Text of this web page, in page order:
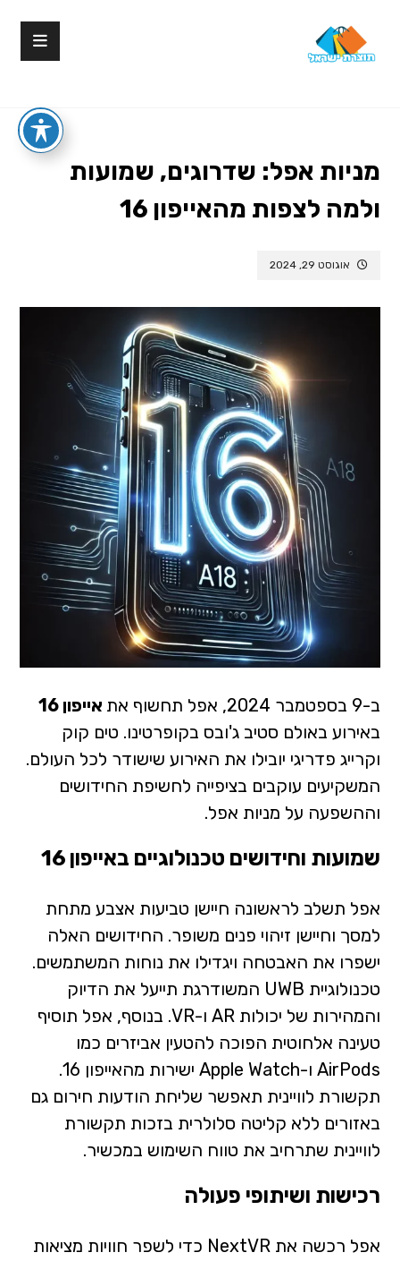
מניות אפל: שדרוגים, שמועות
ולמה לצפות מהאייפון 16
אוגוסט 29, 2024
ב-9 בספטמבר 2024, אפל תחשוף את
אייפון 16
באירוע באולם סטיב ג'ובס בקופרטינו. טים קוק
וקרייג פדריגי יובילו את האירוע שישודר לכל העולם.
המשקיעים עוקבים בציפייה לחשיפת החידושים
וההשפעה על מניות אפל.
שמועות וחידושים טכנולוגיים באייפון 16
אפל תשלב לראשונה חיישן טביעות אצבע מתחת
למסך וחיישן זיהוי פנים משופר. החידושים האלה
ישפרו את האבטחה ויגדילו את נוחות המשתמשים.
טכנולוגיית UWB המשודרגת תייעל את הדיוק
והמהירות של יכולות AR ו-VR. בנוסף, אפל תוסיף
טעינה אלחוטית הפוכה להטעין אביזרים כמו
AirPods ו-Apple Watch ישירות מהאייפון 16.
תקשורת לוויינית תאפשר שליחת הודעות חירום גם
באזורים ללא קליטה סלולרית בזכות תקשורת
לוויינית שתרחיב את טווח השימוש במכשיר.
רכישות ושיתופי פעולה
אפל רכשה את NextVR כדי לשפר חוויות מציאות